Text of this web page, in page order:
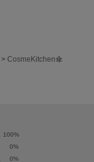
> CosmeKitchen傘
100%
0%
0%